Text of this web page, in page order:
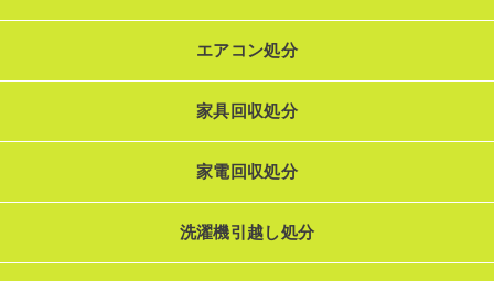
エアコン処分
家具回収処分
家電回収処分
洗濯機引越し処分